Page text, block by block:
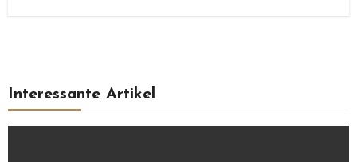
Interessante Artikel